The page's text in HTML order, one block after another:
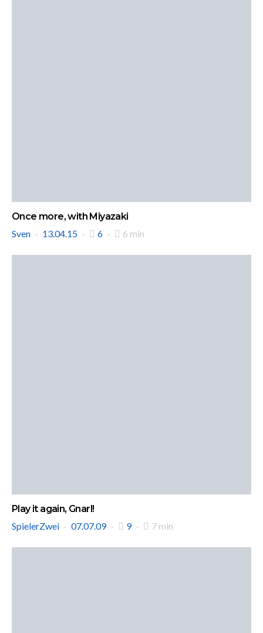
Once more, with Miyazaki
Sven
13.04.15 6 6 min
Play it again, Gnarl!
SpielerZwei
07.07.09 9 7 min